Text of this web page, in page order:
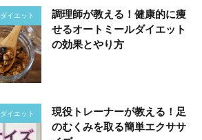
ダイエット
調理師が教える！健康的に痩
せるオートミールダイエット
の効果とやり方
ダイエット
現役トレーナーが教える！足
のむくみを取る簡単エクササ